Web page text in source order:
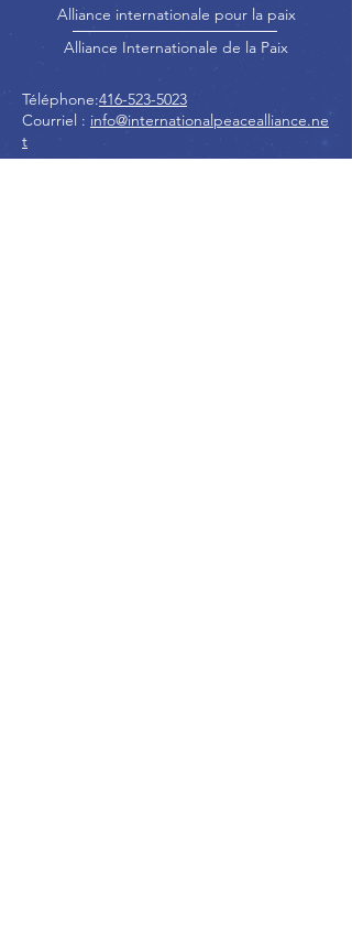
Alliance internationale pour la paix
Alliance Internationale de la Paix
Téléphone:416-523-5023
Courriel : info@internationalpeacealliance.ne
t